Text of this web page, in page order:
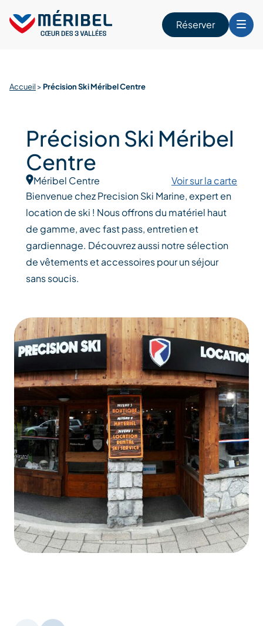
content
Réserver
Accueil > Précision Ski Méribel Centre
Précision Ski Méribel
Centre
Méribel Centre
Voir sur la carte
Bienvenue chez Precision Ski Marine, expert en
location de ski ! Nous offrons du matériel haut
de gamme, avec fast pass, entretien et
gardiennage. Découvrez aussi notre sélection
de vêtements et accessoires pour un séjour
sans soucis.